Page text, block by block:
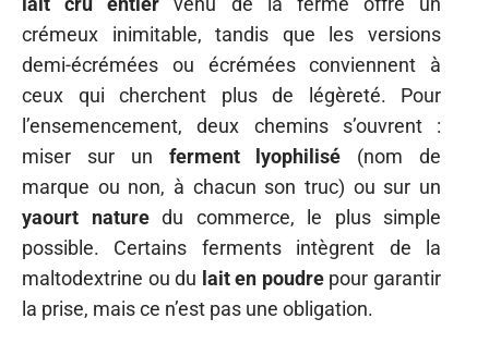
crémeux inimitable, tandis que les versions
demi-écrémées ou écrémées conviennent à
ceux qui cherchent plus de légèreté. Pour
l’ensemencement, deux chemins s’ouvrent :
miser sur un ferment lyophilisé (nom de
marque ou non, à chacun son truc) ou sur un
yaourt naturedu commerce, le plus simple
possible. Certains ferments intègrent de la
maltodextrine ou du lait en poudrepour garantir
la prise, mais ce n’est pas une obligation.